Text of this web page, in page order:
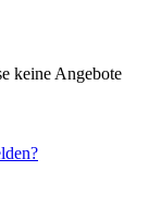
keine Angebote